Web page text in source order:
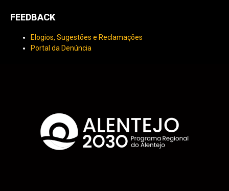
FEEDBACK
Elogios, Sugestões e Reclamações
Portal da Denúncia